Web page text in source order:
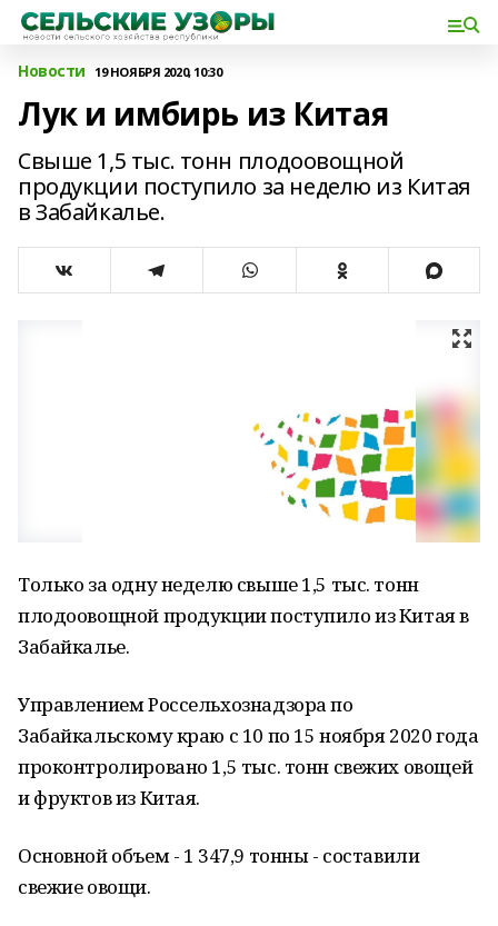
Новости 19 НОЯБРЯ 2020, 10:30
Лук и имбирь из Китая
Свыше 1,5 тыс. тонн плодоовощной
продукции поступило за неделю из Китая
в Забайкалье.
Только за одну неделю свыше 1,5 тыс. тонн
плодоовощной продукции поступило из Китая в
Забайкалье.
Управлением Россельхознадзора по
Забайкальскому краю с 10 по 15 ноября 2020 года
проконтролировано 1,5 тыс. тонн свежих овощей
и фруктов из Китая.
Основной объем - 1 347,9 тонны - составили
свежие овощи.